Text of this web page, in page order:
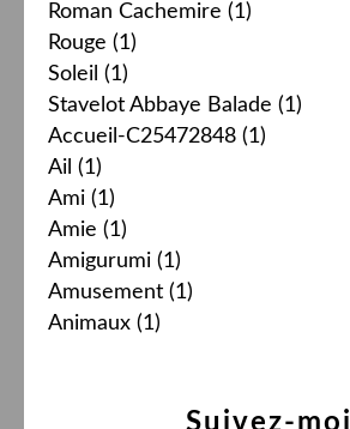
Roman Cachemire (1)
Rouge (1)
Soleil (1)
Stavelot Abbaye Balade (1)
Accueil-C25472848 (1)
Ail (1)
Ami (1)
Amie (1)
Amigurumi (1)
Amusement (1)
Animaux (1)
Suivez-moi